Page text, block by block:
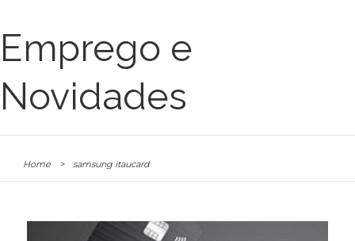
Emprego e
Novidades
Home > samsung itaucard